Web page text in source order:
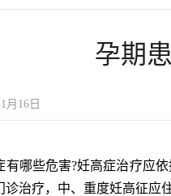
孕期
月16日
些危害?妊高症治疗应依
诊治疗，中、重度妊高征应